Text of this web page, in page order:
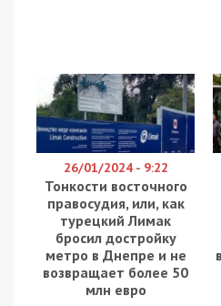
Встановлено, що
знайомому, що за 70
посприяти йому в
директора ДП
запевнив, що має для цього
Правоохоронці
гарячому” під час
суми. Мешканцю
підозру за фактом
України).